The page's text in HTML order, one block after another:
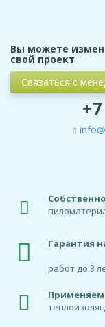
Вы можете
свой проект
Связаться с
Гарантия
работ до 3